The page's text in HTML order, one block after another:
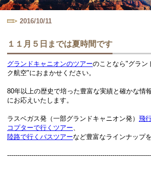
2016/10/11
１１月５日までは夏時間です
グランドキャニオンのツアーのことなら"グラン
ク航空"におまかせください。
80年以上の歴史で培った豊富な実績と確かな情
にお応えいたします。
ラスベガス発（一部グランドキャニオン発） 飛
コプターで行くツアー、
陸路で行くバスツアーなど豊富なラインナップ